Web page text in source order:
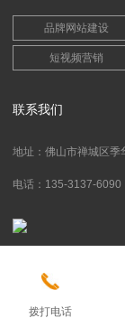
品牌网站建设
短视频营销
联系我们
地址：佛山市禅城区
电话：135-3137-6090
拨打电话